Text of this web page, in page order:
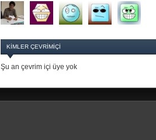
KIMLER ÇEVRIMIÇI
Şu an çevrim içi üye yok